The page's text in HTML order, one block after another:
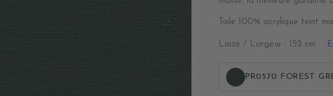
Toile 100% acrylique teint
Laize / Largeur : 152 cm
PR0570 FOREST